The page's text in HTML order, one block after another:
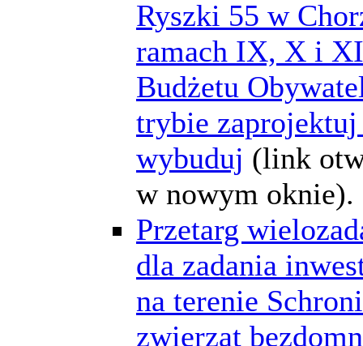
Ryszki 55 w
ramach IX, X i
Budżetu
trybie
wybuduj (link
w nowym oknie).
Przetarg
dla zadania
na terenie
zwierząt